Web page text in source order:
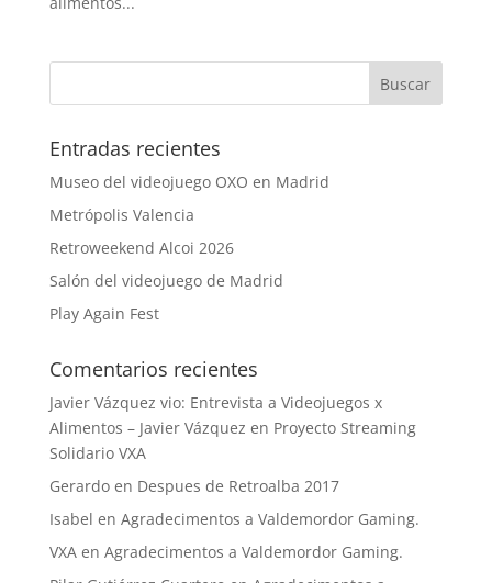
Entradas recientes
Museo del videojuego OXO en Madrid
Metrópolis Valencia
Retroweekend Alcoi 2026
Salón del videojuego de Madrid
Play Again Fest
Comentarios recientes
Javier Vázquez vio: Entrevista a Videojuegos x
Alimentos – Javier Vázquez en Proyecto Streaming
Solidario VXA
Gerardoen Despues de Retroalba 2017
Isabel en Agradecimentos a Valdemordor Gaming.
VXAen Agradecimentos a Valdemordor Gaming.